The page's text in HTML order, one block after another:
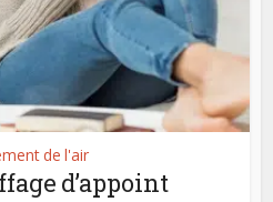
de l'air
d’appoint